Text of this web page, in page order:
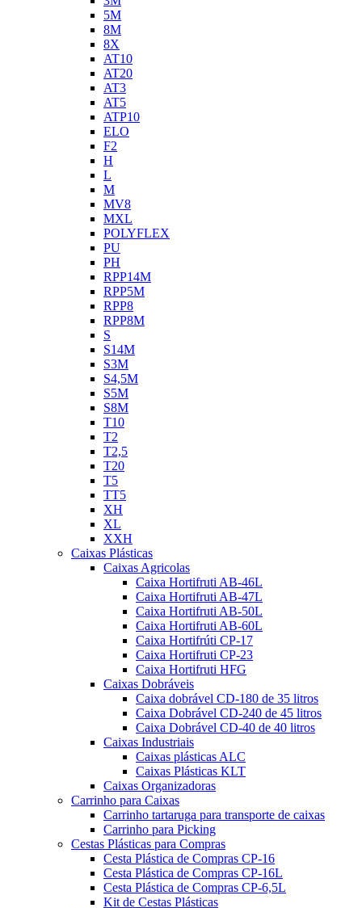
5M
8M
8X
AT10
AT20
AT3
AT5
ATP10
ELO
F2
H
L
M
MV8
MXL
POLYFLEX
PU
PH
RPP14M
RPP5M
RPP8
RPP8M
S
S14M
S3M
S4,5M
S5M
S8M
T10
T2
T2,5
T20
T5
TT5
XH
XL
XXH
Caixas Plásticas
Caixas Agricolas
Caixa Hortifruti AB-46L
Caixa Hortifruti AB-47L
Caixa Hortifruti AB-50L
Caixa Hortifruti AB-60L
Caixa Hortifrúti CP-17
Caixa Hortifruti CP-23
Caixa Hortifruti HFG
Caixas Dobráveis
Caixa dobrável CD-180 de 35 litros
Caixa Dobrável CD-240 de 45 litros
Caixa Dobrável CD-40 de 40 litros
Caixas Industriais
Caixas plásticas ALC
Caixas Plásticas KLT
Caixas Organizadoras
Carrinho para Caixas
Carrinho tartaruga para transporte de caixas
Carrinho para Picking
Cestas Plásticas para Compras
Cesta Plástica de Compras CP-16
Cesta Plástica de Compras CP-16L
Cesta Plástica de Compras CP-6,5L
Kit de Cestas Plásticas